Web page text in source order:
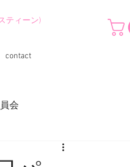
ティーン)
contact
会